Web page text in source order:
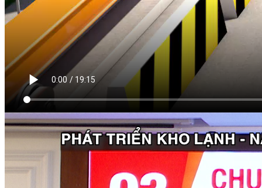
Vậy ngành thủy sản Việt Nam đang làm gì để hướng tới mục tiêu
phát triển bền vững?
VIDEO LIÊN QUAN
Xem thêm